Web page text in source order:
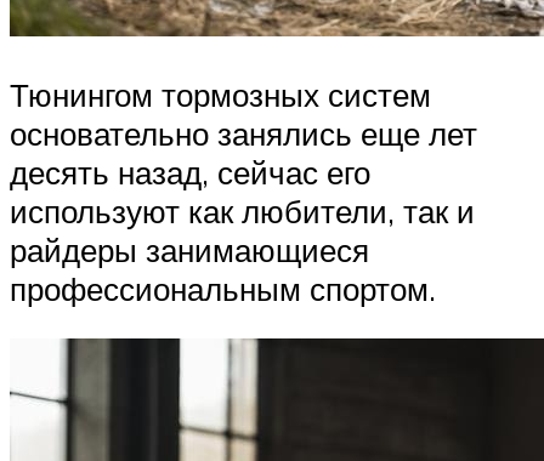
Тюнингом тормозных систем
основательно занялись еще лет
десять назад, сейчас его
используют как любители, так и
райдеры занимающиеся
профессиональным спортом.